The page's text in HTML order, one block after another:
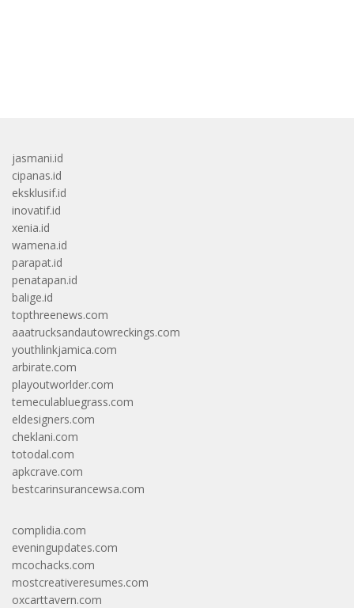
jasmani.id
cipanas.id
eksklusif.id
inovatif.id
xenia.id
wamena.id
parapat.id
penatapan.id
balige.id
topthreenews.com
aaatrucksandautowreckings.com
youthlinkjamica.com
arbirate.com
playoutworlder.com
temeculabluegrass.com
eldesigners.com
cheklani.com
totodal.com
apkcrave.com
bestcarinsurancewsa.com
complidia.com
eveningupdates.com
mcochacks.com
mostcreativeresumes.com
oxcarttavern.com